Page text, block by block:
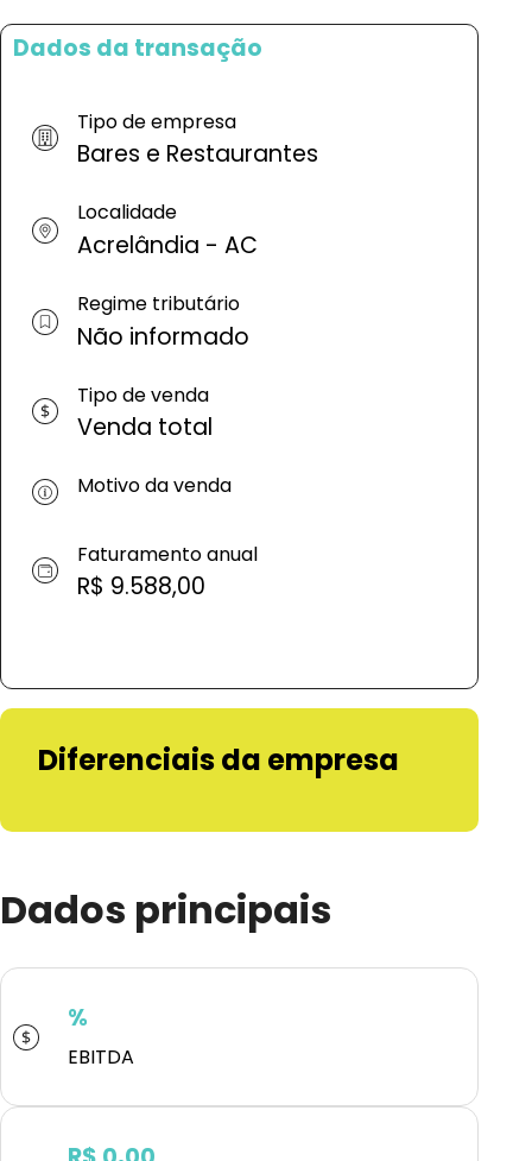
Dados da transação
Tipo de empresa
Bares e Restaurantes
Localidade
Acrelândia - AC
Regime tributário
Não informado
Tipo de venda
Venda total
Motivo da venda
Faturamento anual
R$ 9.588,00
Diferenciais da empresa
Dados principais
%
EBITDA